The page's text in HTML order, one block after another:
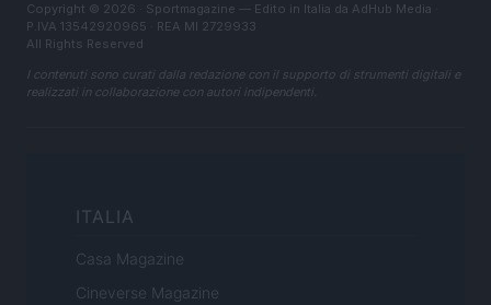
Copyright © 2026 · Sportmagazine — Edito in Italia da AdHub Media
P.IVA 13542920965 · REA MI 2729933
All Rights Reserved
I contenuti sono curati dalla redazione con il supporto di strumenti digitali e
realizzati in collaborazione con autori indipendenti.
ITALIA
Casa Magazine
Cineverse Magazine